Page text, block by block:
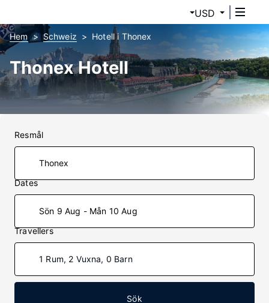
USD
Hem Schweiz Hotell i Thonex
Thonex Hotell
Resmål
Dates
Sön 9 Aug - Mån 10 Aug
Travellers
1 Rum, 2 Vuxna, 0 Barn
Sök